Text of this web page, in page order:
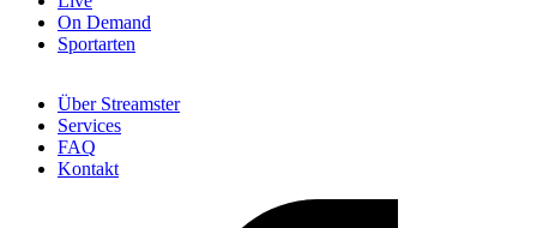
On Demand
Sportarten
Über Streamster
Services
FAQ
Kontakt